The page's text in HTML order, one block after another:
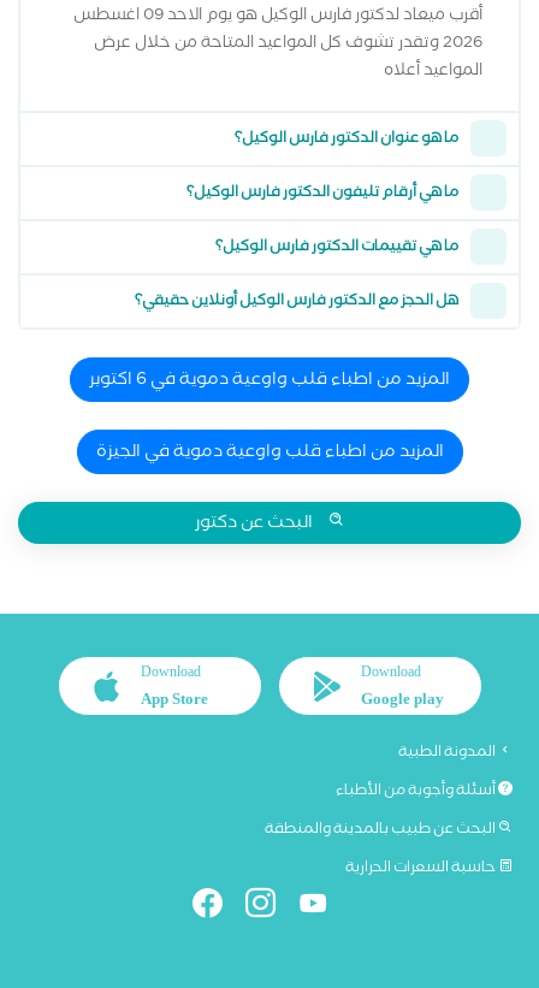
أقرب ميعاد لدكتور فارس الوكيل هو يوم الاحد 09 اغسطس
2026 وتقدر تشوف كل المواعيد المتاحة من خلال عرض
المواعيد أعلاه
ما هو عنوان الدكتور فارس الوكيل؟
ما هي أرقام تليفون الدكتور فارس الوكيل؟
ما هي تقييمات الدكتور فارس الوكيل؟
هل الحجز مع الدكتور فارس الوكيل أونلاين حقيقي؟
المزيد من اطباء قلب واوعية دموية في 6 اكتوبر
المزيد من اطباء قلب واوعية دموية في الجيزة
البحث عن دكتور
Download
Google play
Download
App Store
المدونة الطبية
أسئلة وأجوبة من الأطباء
البحث عن طبيب بالمدينة والمنطقة
حاسبة السعرات الحرارية